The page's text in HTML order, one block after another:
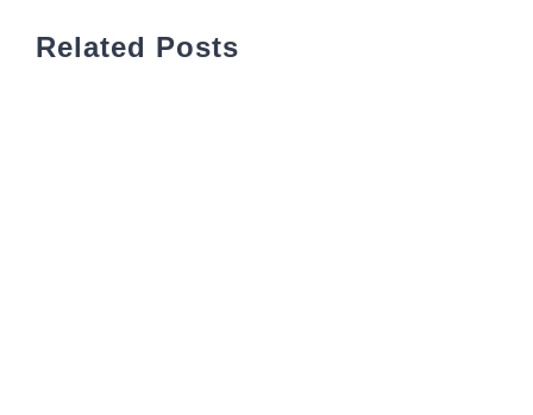
Related Posts